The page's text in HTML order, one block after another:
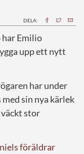
DELA:
Emilio
upp ett nytt
har under
sin nya kärlek
stor
föräldrar